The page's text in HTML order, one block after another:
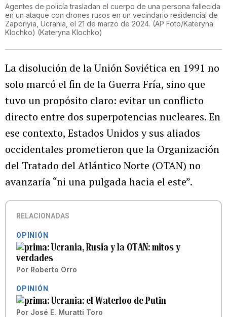
Agentes de policía trasladan el cuerpo de una persona fallecida
en un ataque con drones rusos en un vecindario residencial de
Zaporiyia, Ucrania, el 21 de marzo de 2024. (AP Foto/Kateryna
Klochko) (Kateryna Klochko)
La disolución de la Unión Soviética en 1991 no
solo marcó el fin de la Guerra Fría, sino que
tuvo un propósito claro: evitar un conflicto
directo entre dos superpotencias nucleares. En
ese contexto, Estados Unidos y sus aliados
occidentales prometieron que la Organización
del Tratado del Atlántico Norte (OTAN) no
avanzaría “ni una pulgada hacia el este”.
RELACIONADAS
OPINIÓN
Ucrania, Rusia y la OTAN: mitos y
verdades
Por Roberto Orro
OPINIÓN
Ucrania: el Waterloo de Putin
Por José E. Muratti Toro